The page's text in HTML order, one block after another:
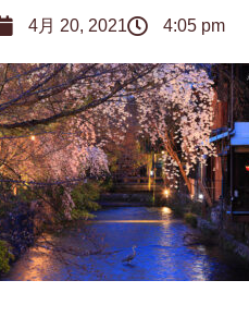
4月 20, 2021 4:05 pm